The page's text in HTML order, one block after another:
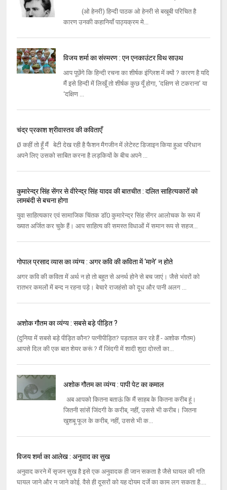
(ओ हेनरी) हिन्दी पाठक ओ हेनरी से बखूबी परिचित है
कारण उनकी कहानियाँ पाठ्यक्रम मे...
विजय शर्मा का संस्मरण : एन एनकाउंटर विथ साउथ
आप पूछेंगे कि हिन्दी रचना का शीर्षक इंग्लिश में क्यों ? कारण है यदि
मैं इसे हिन्दी में लिखूँ तो शीर्षक कुछ यूँ होगा, ‘दक्षिण से टकराना’ या
‘दक्षिण ...
चंद्र प्रकाश श्रीवास्तव की कविताएँ
Ø कहीं तो हूँ मैं बेटी देख रही है फैशन मैगजीन में लेटेस्‍ट डिजाइन किया हुआ परिधान
अपने लिए उसको साबित करना है लड़कियों के बीच अपने ...
कुमारेन्द्र सिंह सेंगर से वीरेन्द्र सिंह यादव की बातचीत : दलित साहित्यकारों को
लामबंदी से बचना होगा
युवा साहित्यकार एवं सामाजिक चिंतक डॉ0 कुमारेन्द्र सिंह सेंगर आलोचक के रूप में
ख्यात अर्जित कर चुके हैं। आप साहित्य की समस्त विधाओं में समान रूप से सहज...
गोपाल प्रसाद व्यास का व्यंग्य : अगर कवि की कविता में ‘माने’ न होते
अगर कवि की कविता में अर्थ न हो तो बहुत से अनर्थ होने से बच जाएं। जैसे भंवरों को
रातभर कमलों में बन्द न रहना पड़े। बेचारे राजहंसो को दूध और पानी अलग ...
अशोक गौतम का व्यंग्य : सबसे बड़े पीड़ित ?
(दुनिया में सबसे बड़े पीड़ित कौन? पत्नीपीड़ित? पड़ताल कर रहे हैं - अशोक गौतम)
आपसे दिल की एक बात शेयर करूं ? मैं जिंदगी में शादी शुदा दोस्‍तों का...
अशोक गौतम का व्‍यंग्य : पापी पेट का कमाल
अब आपको कितना बताऊं कि मैं साहब के कितना करीब हूं।
जितनी सांसें जिंदगी के करीब, नहीं, उससे भी करीब। जितना
खुशबू फूल के करीब, नहीं, उससे भी क...
विजय शर्मा का आलेख : अनुवाद का सुख
अनुवाद करने में सृजन सुख है इसे एक अनुवादक ही जान सकता है जैसे घायल की गति
घायल जाने और न जाने कोई. वैसे ही दूसरों को यह दोयम दर्जे का काम लग सकता है....